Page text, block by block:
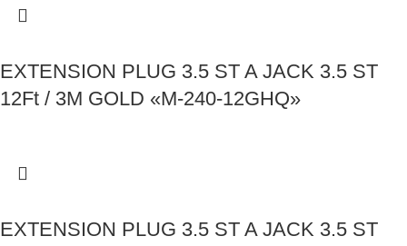
EXTENSION PLUG 3.5 ST A JACK 3.5 ST
12Ft / 3M GOLD «M-240-12GHQ»
EXTENSION PLUG 3.5 ST A JACK 3.5 ST